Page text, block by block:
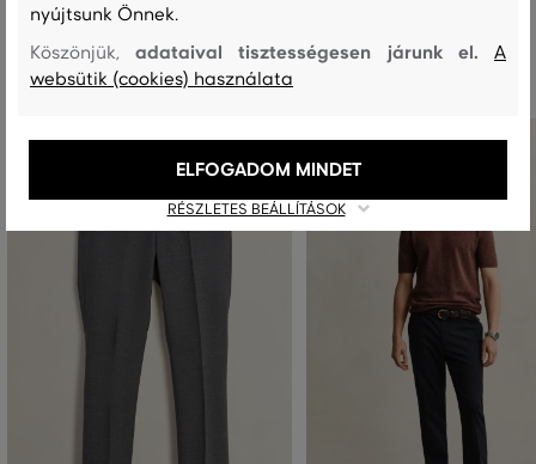
nyújtsunk Önnek.
Köszönjük,adataival tisztességesen járunk el.A
websütik (cookies) használata
RÉSZLETES BEÁLLÍTÁSOK
ELFOGADOM MINDET